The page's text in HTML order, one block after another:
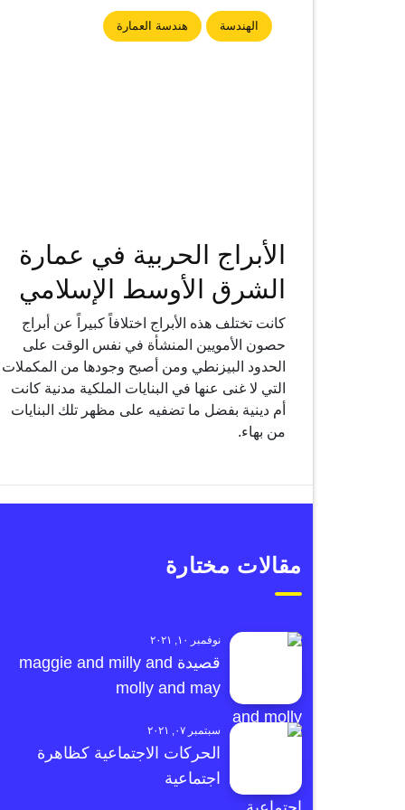
الهندسة هندسة العمارة
الأبراج الحربية في عمارة
الشرق الأوسط الإسلامي
كانت تختلف هذه الأبراج اختلافاً كبيراً عن أبراج
حصون الأمويين المنشأة في نفس الوقت على
الحدود البيزنطي ومن أصبح وجودها من المكملات
التي لا غنى عنها في البنايات الملكية مدنية كانت
أم دينية بفضل ما تضفيه على مظهر تلك البنايات
من بهاء.
مقالات مختارة
نوفمبر ١٠, ٢٠٢١
قصيدة maggie and milly and
molly and may
سبتمبر ٠٧, ٢٠٢١
الحركات الاجتماعية كظاهرة
اجتماعية